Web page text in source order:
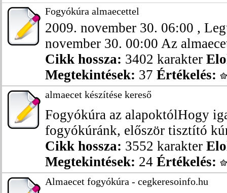
Fogyókúra almaecettel
2009. november 30. 06:00 ,
november 30. 00:00 Az
Cikk hossza: 3402 karakter
Megtekintések: 37 Értékelés:
almaecet készítése kereső
Fogyókúra az alapoktólHogy
fogyókúránk, először tisztító
Cikk hossza: 3552 karakter
Megtekintések: 24 Értékelés:
Almaecet fogyókúra - cegkeresoinfo.hu